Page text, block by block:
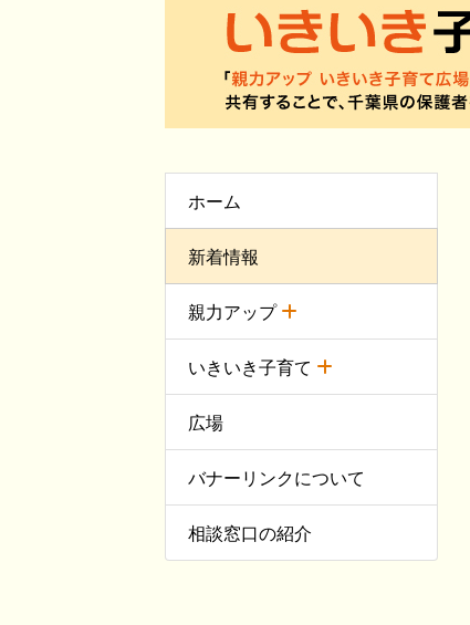
ホーム
新着情報
親力アップ
いきいき子育て
広場
バナーリンクについて
相談窓口の紹介